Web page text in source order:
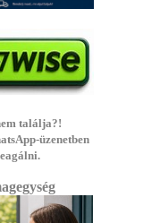
találja?!
üzenetben